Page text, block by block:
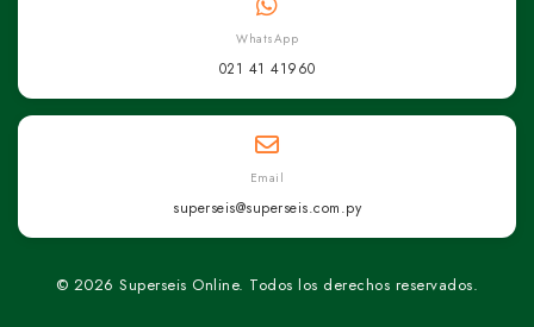
WhatsApp
021 41 41960
Email
superseis@superseis.com.py
© 2026 Superseis Online. Todos los derechos reservados.